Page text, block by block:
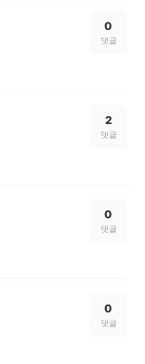
0
댓글
2
댓글
0
댓글
0
댓글